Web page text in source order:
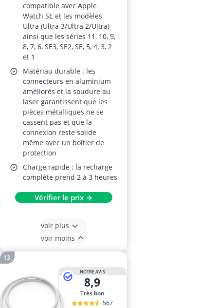
compatible avec Apple
Watch SE et les modèles
Ultra (Ultra 3/Ultra 2/Ultra)
ainsi que les séries 11, 10, 9,
8, 7, 6, SE3, SE2, SE, 5, 4, 3, 2
et 1
Matériau durable : les
connecteurs en aluminium
améliorés et la soudure au
laser garantissent que les
pièces métalliques ne se
cassent pas et que la
connexion reste solide
même avec un boîtier de
protection
Charge rapide : la recharge
complète prend 2 à 3 heures
Vérifier le prix →
voir plus
voir moins
NOTRE AVIS
8,9
Très bon
567